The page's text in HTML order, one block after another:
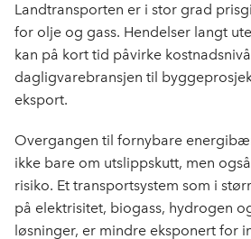
Landtransporten er i stor grad
for olje og gass. Hendelser langt
kan på kort tid påvirke
dagligvarebransjen til
eksport.
Overgangen til fornybare
ikke bare om utslippskutt, men
risiko. Et transportsystem som i
på elektrisitet, biogass, hydrogen
løsninger, er mindre eksponert for